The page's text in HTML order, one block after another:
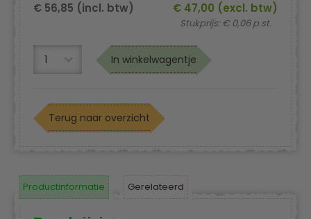
€ 47,00 (excl. btw)
Stukprijs: € 0,06 p.st.
€ 56,85 (incl. btw)
In winkelwagentje
Terug naar overzicht
Productinformatie Gerelateerd